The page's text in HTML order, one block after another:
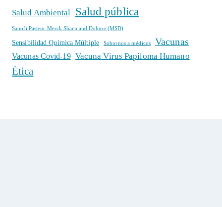
Salud Ambiental Salud pública
Sanofi Pasteur Merck Sharp and Dohme (MSD)
Sensibilidad Química Múltiple Sobornos a médicos Vacunas
Vacunas Covid-19 Vacuna Virus Papiloma Humano
Ética